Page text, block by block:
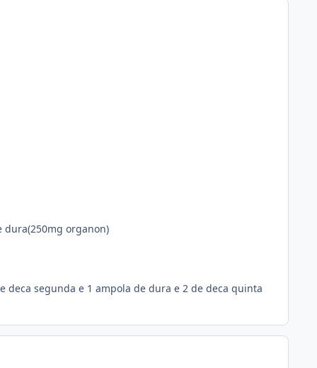
dura(250mg organon)
segunda e 1 ampola de dura e 2 de deca quinta